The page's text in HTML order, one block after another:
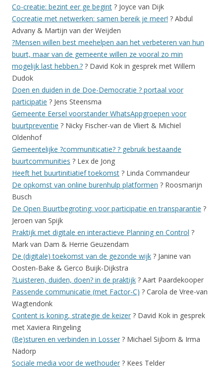
Co-creatie: bezint eer ge begint ? Joyce van Dijk
Cocreatie met netwerken: samen bereik je meer! ? Abdul
Advany & Martijn van der Weijden
?Mensen willen best meehelpen aan het verbeteren van hun
buurt, maar van de gemeente willen ze vooral zo min
mogelijk last hebben.? ? David Kok in gesprek met Willem
Dudok
Doen en duiden in de Doe-Democratie ? portaal voor
participatie ? Jens Steensma
Gemeente Eersel voorstander WhatsAppgroepen voor
buurtpreventie ? Nicky Fischer-van de Vliert & Michiel
Oldenhof
Gemeentelijke ?communiticatie? ? gebruik bestaande
buurtcommunities ? Lex de Jong
Heeft het buurtinitiatief toekomst ? Linda Commandeur
De opkomst van online burenhulp platformen ? Roosmarijn
Busch
De Open Buurtbegroting: voor participatie en transparantie ?
Jeroen van Spijk
Praktijk met digitale en interactieve Planning en Control ?
Mark van Dam & Herrie Geuzendam
De (digitale) toekomst van de gezonde wijk ? Janine van
Oosten-Bake & Gerco Buijk-Dijkstra
?Luisteren, duiden, doen? in de praktijk ? Aart Paardekooper
Passende communicatie (met Factor-C) ? Carola de Vree-van
Wagtendonk
Content is koning, strategie de keizer ? David Kok in gesprek
met Xaviera Ringeling
(Be)sturen en verbinden in Losser ? Michael Sijbom & Irma
Nadorp
Sociale media voor de wethouder ? Kees Telder